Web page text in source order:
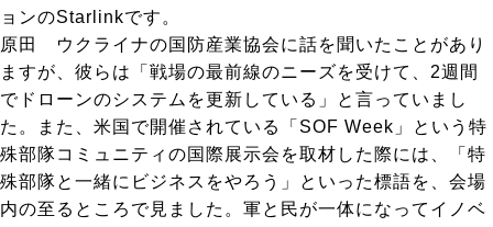
ョンのStarlinkです。
原田
ウクライナの国防産業協会に話を聞いたことがあり
ますが、彼らは「戦場の最前線のニーズを受けて、2週間
でドローンのシステムを更新している」と言っていまし
た。また、米国で開催されている「SOF Week」という特
殊部隊コミュニティの国際展示会を取材した際には、「特
殊部隊と一緒にビジネスをやろう」といった標語を、会場
内の至るところで見ました。軍と民が一体になってイノベ